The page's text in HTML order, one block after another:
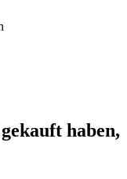
haben,